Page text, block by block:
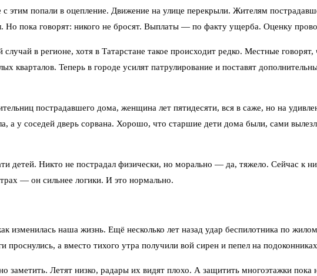
этим попали в оцепление. Движение на улице перекрыли. Жителям
Но пока говорят: никого не бросят. Выплаты — по факту ущерба. Оценку
в регионе, хотя в Татарстане такое происходит редко. Местные
кварталов. Теперь в городе усилят патрулирование и поставят
пострадавшего дома, женщина лет пятидесяти, вся в саже, но на
а у соседей дверь сорвана. Хорошо, что старшие дети дома были, сами
детей. Никто не пострадал физически, но морально — да, тяжело. Сейчас к
— он сильнее логики. И это нормально.
изменилась наша жизнь. Ещё несколько лет назад удар беспилотника по
а вместо тихого утра получили вой сирен и пепел на
Летят низко, радары их видят плохо. А защитить многоэтажки